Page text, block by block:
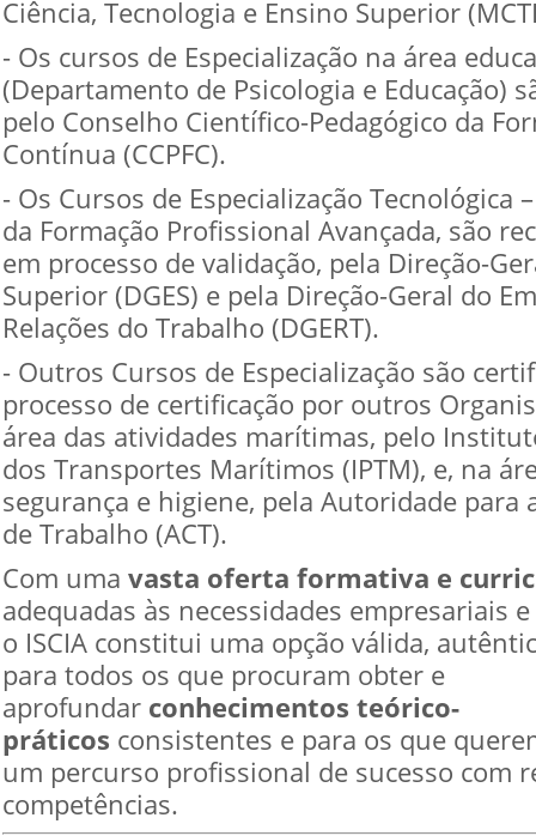
Ciência, Tecnologia e Ensino Superior
- Os cursos de Especialização na área
(Departamento de Psicologia e Educação)
pelo Conselho Científico-Pedagógico da
Contínua (CCPFC).
- Os Cursos de Especialização Tecnológica
da Formação Profissional Avançada, são
em processo de validação, pela Direção-
Superior (DGES) e pela Direção-Geral do
Relações do Trabalho (DGERT).
- Outros Cursos de Especialização são
processo de certificação por outros
área das atividades marítimas, pelo
dos Transportes Marítimos (IPTM), e, na
segurança e higiene, pela Autoridade para
de Trabalho (ACT).
Com uma vasta oferta formativa e
adequadas às necessidades empresariais
o ISCIA constitui uma opção válida,
para todos os que procuram obter e
aprofundar conhecimentos teórico-
práticos consistentes e para os que
um percurso profissional de sucesso com
competências.